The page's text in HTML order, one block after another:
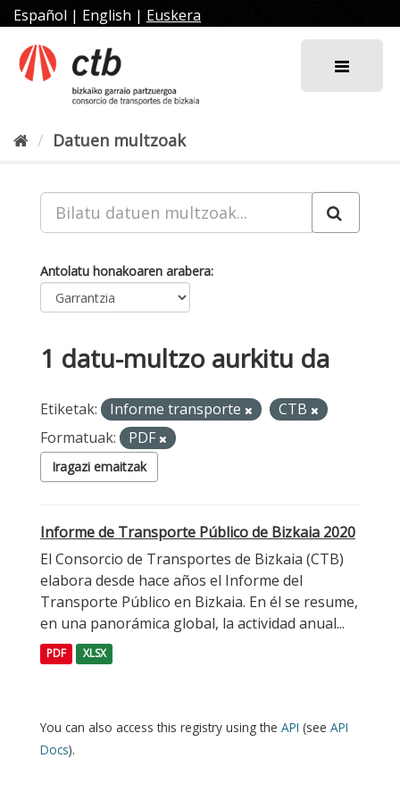
Joan
edukira
Español | English | Euskera
Datuen multzoak
Antolatu honakoaren arabera
1 datu-multzo aurkitu da
Etiketak: Informe transporte
CTB
Formatuak:
PDF
Iragazi emaitzak
Informe de Transporte Público de Bizkaia 2020
El Consorcio de Transportes de Bizkaia (CTB)
elabora desde hace años el Informe del
Transporte Público en Bizkaia. En él se resume,
en una panorámica global, la actividad anual...
PDF XLSX
You can also access this registry using the API (see API
Docs).